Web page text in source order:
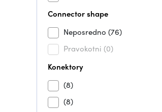
Connector shape
Neposredno (76)
Pravokotni (0)
Konektory
(8)
(8)